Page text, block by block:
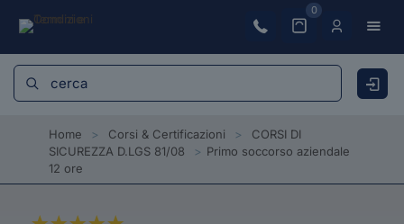
0
Home > Corsi & Certificazioni >
CORSI DI
SICUREZZA D.LGS 81/08
> Primo soccorso aziendale
12 ore